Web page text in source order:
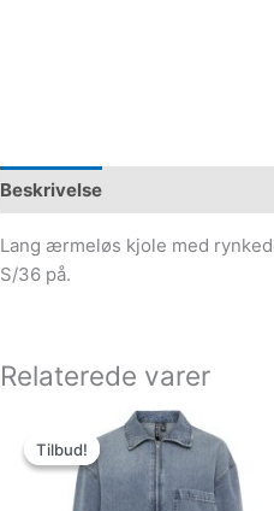
Beskrivelse
Lang ærmeløs kjole med
S/36 på.
Relaterede varer
Tilbud!
Tilbud!
oprindelige
pris
var:
379.95kr..
Den
aktuelle
pris
er:
150.00kr..